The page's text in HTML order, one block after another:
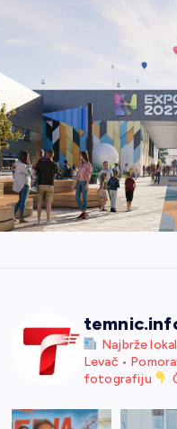
Najbrže
Levač •
fotografiju